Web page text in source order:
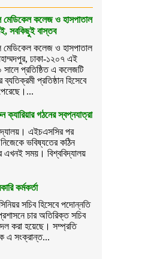
মেডিকেল কলেজ ও হাসপাতাল
সবকিছুই বাস্তব
মেডিকেল কলেজ ও হাসপাতাল
ঢাকা-১২০৭ এই
প্রতিষ্ঠিত এ কলেজটি
ব্যতিক্রমী প্রতিষ্ঠান হিসেবে
গঠনের স্বপ্নযাত্রা
এইচএসসির পর
ভবিষ্যতের কঠিন
সময়। বিশ্ববিদ্যালয়
কর্মকর্তা
সচিব হিসেবে পদোন্নতি
চার অতিরিক্ত সচিব
করা হয়েছে। সম্প্রতি
এ সংক্রান্ত...